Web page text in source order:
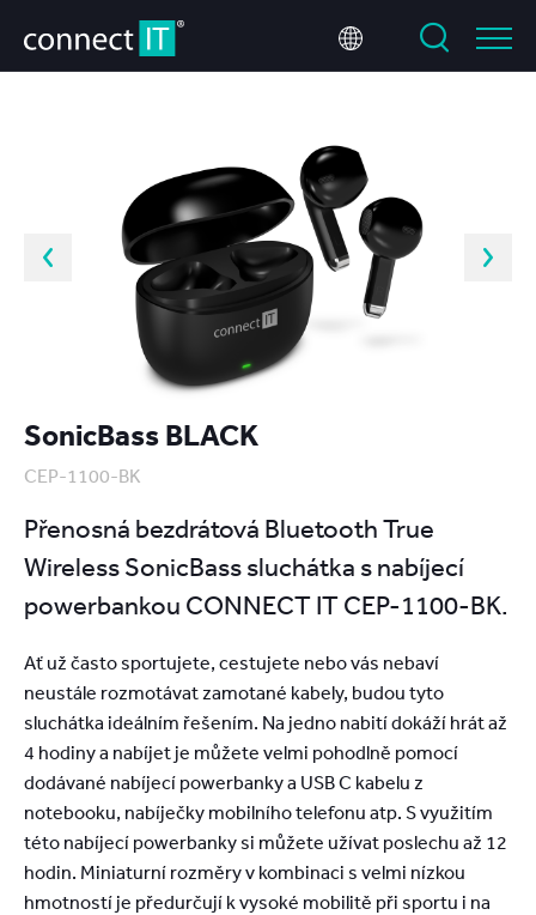
SonicBass BLACK
CEP-1100-BK
Přenosná bezdrátová Bluetooth True
Wireless SonicBass sluchátka s nabíjecí
powerbankou CONNECT IT CEP-1100-BK.
Ať už často sportujete, cestujete nebo vás nebaví
neustále rozmotávat zamotané kabely, budou tyto
sluchátka ideálním řešením. Na jedno nabití dokáží hrát až
4 hodiny a nabíjet je můžete velmi pohodlně pomocí
dodávané nabíjecí powerbanky a USB C kabelu z
notebooku, nabíječky mobilního telefonu atp. S využitím
této nabíjecí powerbanky si můžete užívat poslechu až 12
hodin. Miniaturní rozměry v kombinaci s velmi nízkou
hmotností je předurčují k vysoké mobilitě při sportu i na